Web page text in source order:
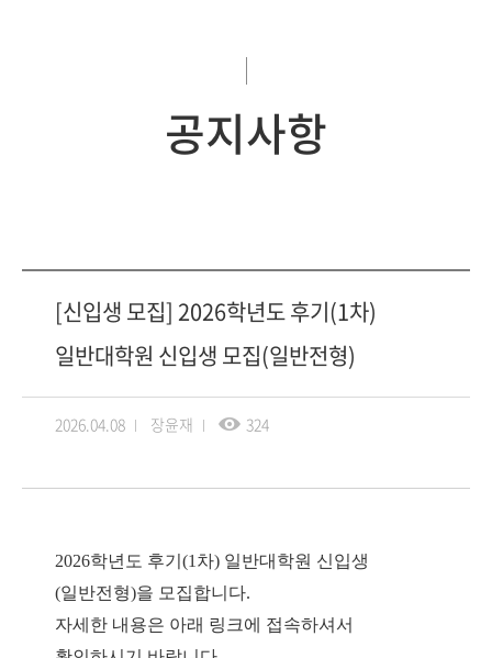
공지사항
[신입생 모집] 2026학년도 후기(1차)
일반대학원 신입생 모집(일반전형)
2026.04.08 장윤재 324
2026학년도 후기(1차) 일반대학원 신입생
(일반전형)을 모집합니다.
자세한 내용은 아래 링크에 접속하셔서